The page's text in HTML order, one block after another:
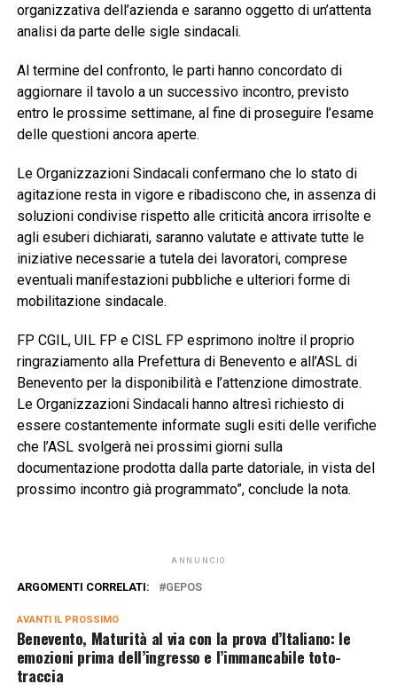
organizzativa dell’azienda e saranno oggetto di un’attenta
analisi da parte delle sigle sindacali.
Al termine del confronto, le parti hanno concordato di
aggiornare il tavolo a un successivo incontro, previsto
entro le prossime settimane, al fine di proseguire l’esame
delle questioni ancora aperte.
Le Organizzazioni Sindacali confermano che lo stato di
agitazione resta in vigore e ribadiscono che, in assenza di
soluzioni condivise rispetto alle criticità ancora irrisolte e
agli esuberi dichiarati, saranno valutate e attivate tutte le
iniziative necessarie a tutela dei lavoratori, comprese
eventuali manifestazioni pubbliche e ulteriori forme di
mobilitazione sindacale.
FP CGIL, UIL FP e CISL FP esprimono inoltre il proprio
ringraziamento alla Prefettura di Benevento e all’ASL di
Benevento per la disponibilità e l’attenzione dimostrate.
Le Organizzazioni Sindacali hanno altresì richiesto di
essere costantemente informate sugli esiti delle verifiche
che l’ASL svolgerà nei prossimi giorni sulla
documentazione prodotta dalla parte datoriale, in vista del
prossimo incontro già programmato”, conclude la nota.
ANNUNCIO
ARGOMENTI CORRELATI: GEPOS
AVANTI IL ​​PROSSIMO
Benevento, Maturità al via con la prova d’Italiano: le
emozioni prima dell’ingresso e l’immancabile toto-
traccia